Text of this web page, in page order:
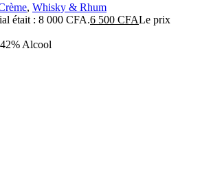
, Whisky & Rhum
était : 8 000 CFA.6 500 CFALe prix
Alcool